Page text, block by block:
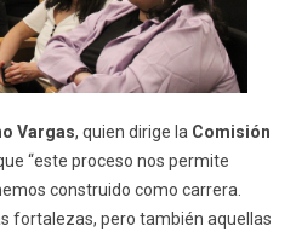
Vargas, quien dirige la Comisión
“este proceso nos permite
construido como carrera.
fortalezas, pero también aquellas